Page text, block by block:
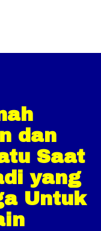
dan
Saat
yang
Untuk